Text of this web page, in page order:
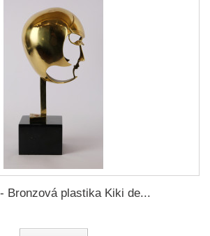
Bronzová plastika Kiki de...